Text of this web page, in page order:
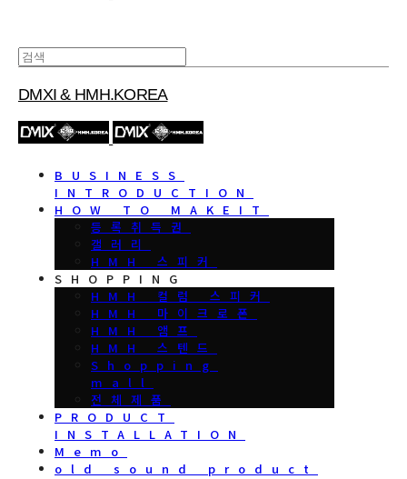
DMXI & HMH.KOREA
BUSINESS
INTRODUCTION
HOW TO MAKEIT
등록취득권
갤러리
HMH 스피커
SHOPPING
HMH 컬럼 스피커
HMH 마이크로폰
HMH 앰프
HMH 스텐드
Shopping
mall
전체제품
PRODUCT
INSTALLATION
Memo
old sound product